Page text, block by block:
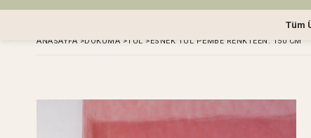
Tüm
ANASAYFA >DOKUMA > TÜL >ESNEK TÜL PEMBE RENKTEEN: 150 CM